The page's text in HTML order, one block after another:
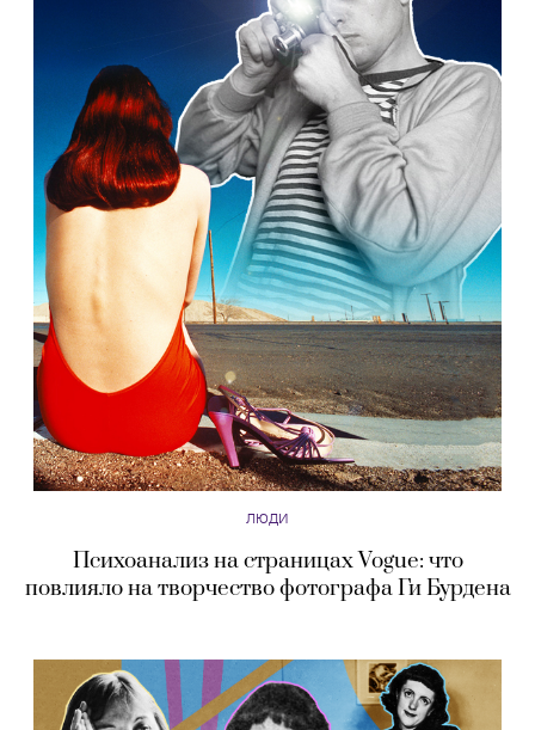
ЛЮДИ
Психоанализ на страницах Vogue: что
повлияло на творчество фотографа Ги Бурдена